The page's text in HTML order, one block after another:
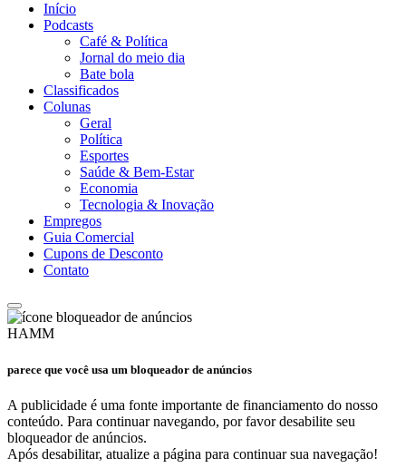
Início
Podcasts
Café & Política
Jornal do meio dia
Bate bola
Classificados
Colunas
Geral
Política
Esportes
Saúde & Bem-Estar
Economia
Tecnologia & Inovação
Empregos
Guia Comercial
Cupons de Desconto
Contato
HAMM
parece que você usa um bloqueador de anúncios
A publicidade é uma fonte importante de financiamento do nosso
conteúdo. Para continuar navegando, por favor desabilite seu
bloqueador de anúncios.
Após desabilitar, atualize a página para continuar sua navegação!